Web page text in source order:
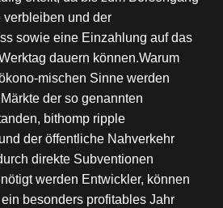
und der
sowie eine Einzahlung auf das
dauern können.Warum
mischen Sinne werden
der so genannten
bithomp ripple
der öffentliche Nahverkehr
direkte Subventionen
werden Entwickler, können
besonders profitables Jahr